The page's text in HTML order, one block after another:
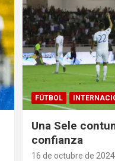
FÚTBOL
Una Sele
confianza
16 de octubre de 2024